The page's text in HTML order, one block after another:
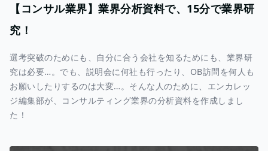
【コンサル業界】業界分析資料で、15分で業界研
究！
選考突破のためにも、自分に合う会社を知るためにも、業界研
究は必要…。でも、説明会に何社も行ったり、OB訪問を何人も
お願いしたりするのは大変…。そんな人のために、エンカレッ
ジ編集部が、コンサルティング業界の分析資料を作成しまし
た！